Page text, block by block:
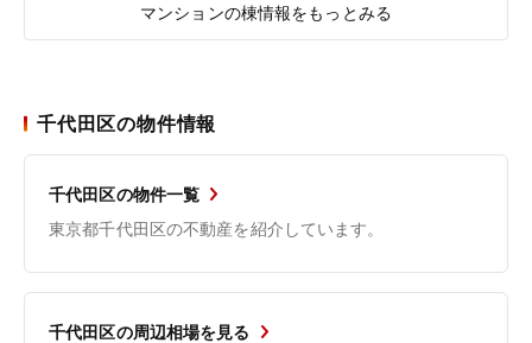
マンションの棟情報をもっとみる
千代田区の物件情報
千代田区の物件一覧
東京都千代田区の不動産を紹介しています。
千代田区の周辺相場を見る